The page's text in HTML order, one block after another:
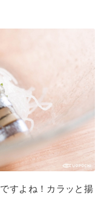
ですよね！カラッと揚